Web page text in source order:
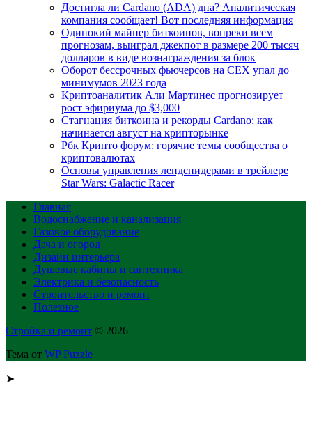
Достигла ли Cardano (ADA) дна? Аналитическая
компания сообщает! Вот последняя информация
Одинокий майнер биткоинов, вопреки всем
прогнозам, выиграл джекпот в размере 200 тысяч
долларов в виде вознаграждения за блок
Оборот бессрочных фьючерсов на CEX упал до
минимумов 2023 года
Криптоаналитик Али Мартинес прогнозирует
рост эфириума до $3,000
Стагнация биткоина и рекорды Cardano: как
начинается август на крипторынке
Рбк Крипто форум: горячие темы сообщества о
криптовалютах
Основы управления лендспидерами в трейлере
Star Wars: Galactic Racer
Главная
Водоснабжение и канализация
Газовое оборудование
Дача и огород
Дизайн интерьера
Душевые кабины и сантехника
Электрика и безопасность
Строительство и ремонт
Полезное
Стройка и ремонт © 2026
Тема от WP Puzzle
➤